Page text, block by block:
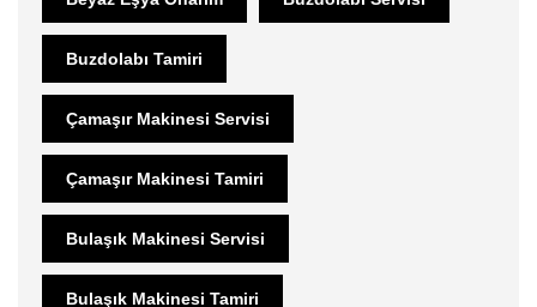
Buzdolabı Tamiri
Çamaşır Makinesi Servisi
Çamaşır Makinesi Tamiri
Bulaşık Makinesi Servisi
Bulaşık Makinesi Tamiri